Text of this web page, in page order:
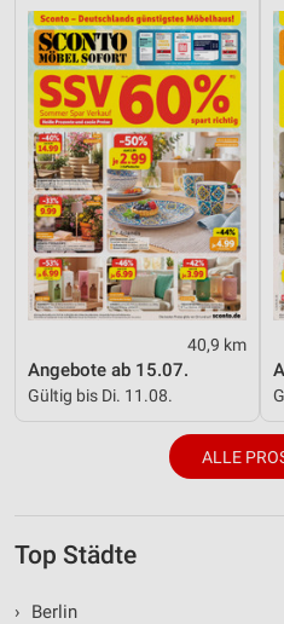
40,9 km
Angebote ab 15.07.
Gültig bis Di. 11.08.
ALLE
Top Städte
›
Berlin